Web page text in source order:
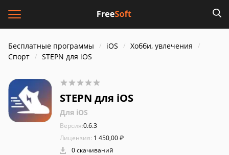
Бесплатные программы iOS
Хобби, увлечения
Спорт
STEPN для iOS
STEPN для iOS
Для iOS
Версия:0.6.3
Лицензия: 1 450,00 ₽
0 скачиваний